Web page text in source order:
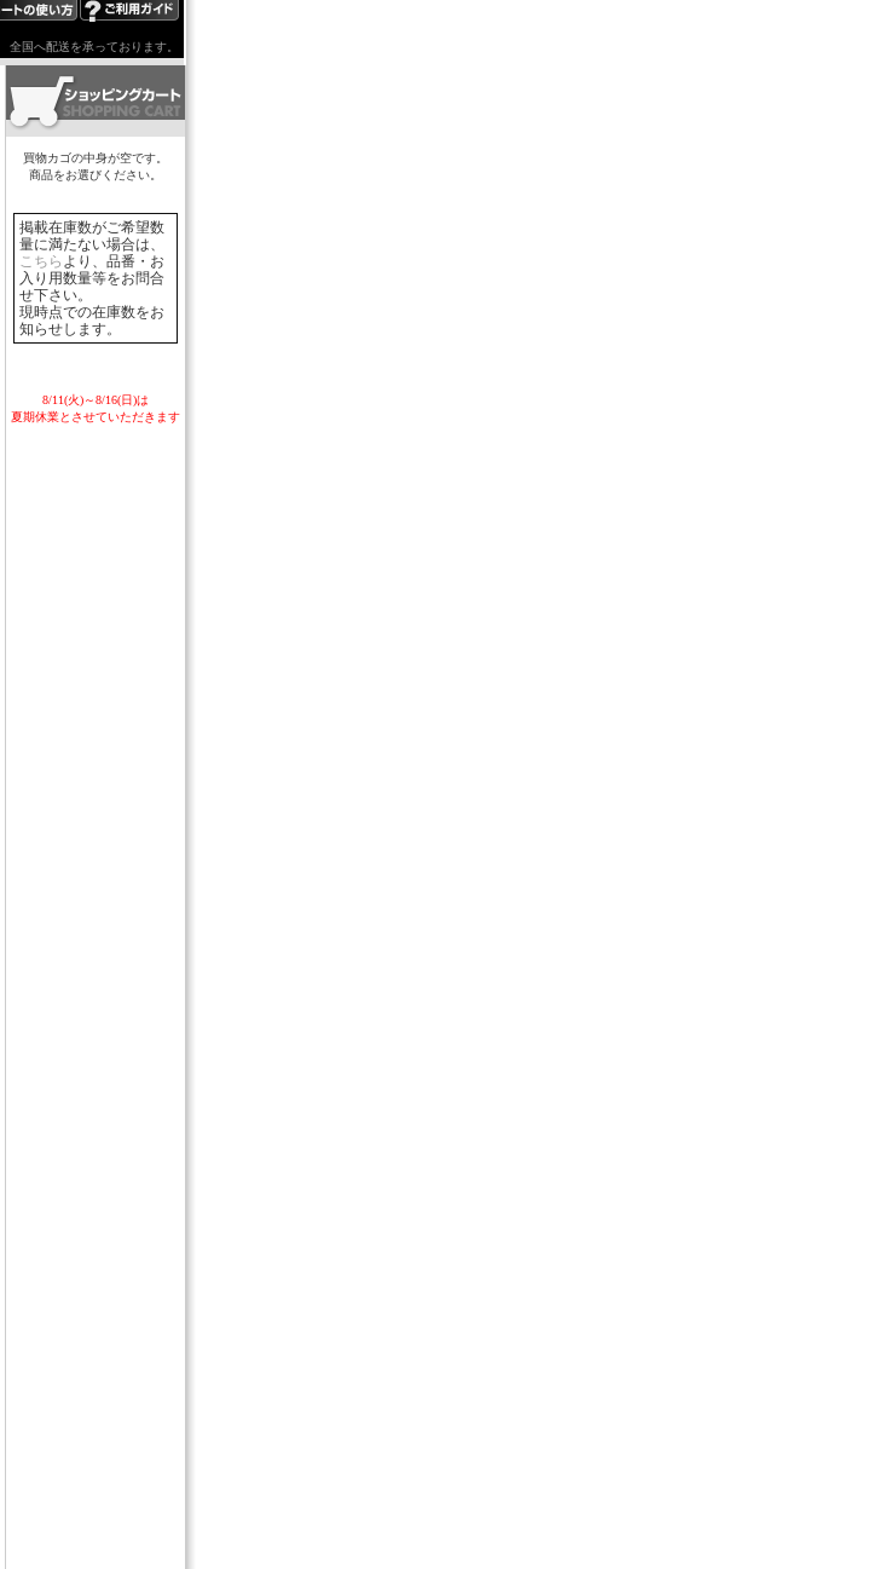
全国へ配送を承っております。
買物カゴの中身が空です。
商品をお選びください。
掲載在庫数がご希望数
量に満たない場合は、
こちら より、品番・お
入り用数量等をお問合
せ下さい。
現時点での在庫数をお
知らせします。
8/11(火)～8/16(日)は
夏期休業とさせていただきます